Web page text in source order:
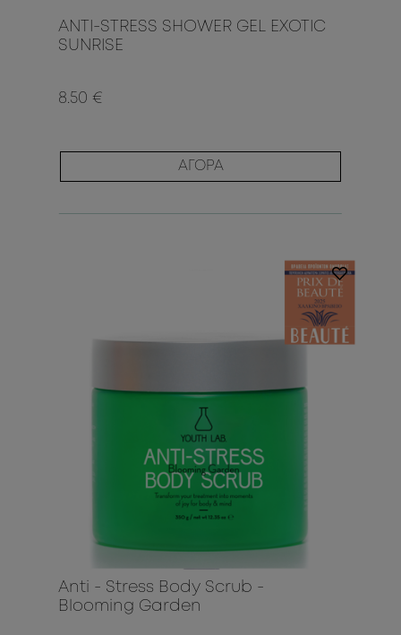
ANTI-STRESS SHOWER GEL EXOTIC
SUNRISE
8.50 €
ΑΓΟΡΑ
Anti - Stress Body Scrub -
Blooming Garden